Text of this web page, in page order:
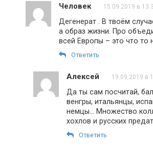
Человек 15.09.2019 в
Дегенерат . В твоём
а образ жизни. Про
всей Европы – это что то
Ответить
Алексей 19.09.2019 в
Да ты сам посчитай,
венгры, итальянцы,
немцы… Множество
хохлов и русских
Ответить